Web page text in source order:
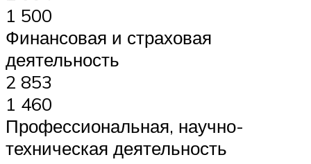
1 500
Финансовая и страховая
деятельность
2 853
1 460
Профессиональная, научно-
техническая деятельность